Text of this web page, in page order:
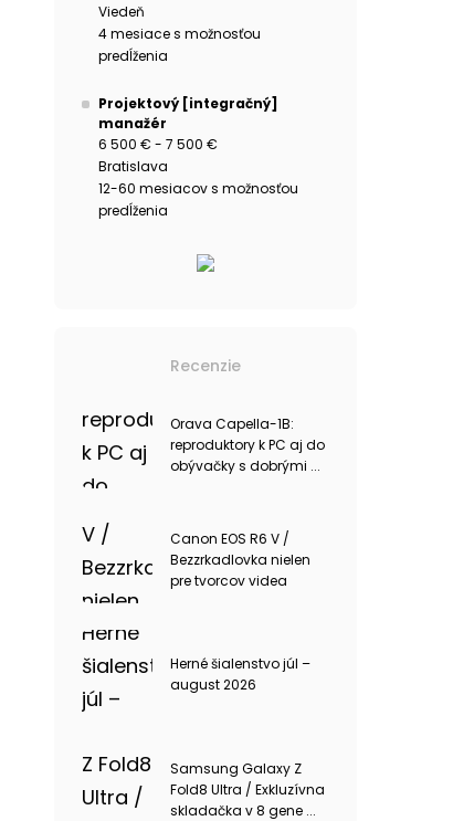
Viedeň
4 mesiace s možnosťou
predĺženia
Projektový [integračný]
manažér
6 500 € - 7 500 €
Bratislava
12-60 mesiacov s možnosťou
predĺženia
Recenzie
Orava Capella-1B:
reproduktory k PC aj do
obývačky s dobrými ...
Canon EOS R6 V /
Bezzrkadlovka nielen
pre tvorcov videa
Herné šialenstvo júl –
august 2026
Samsung Galaxy Z
Fold8 Ultra / Exkluzívna
skladačka v 8 gene ...